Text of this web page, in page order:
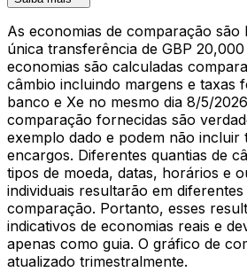
As economias de comparação são
única transferência de GBP
economias são calculadas
câmbio incluindo margens e taxas
banco e Xe no mesmo dia 8/5/
comparação fornecidas são
exemplo dado e podem não incluir
encargos. Diferentes quantias de
tipos de moeda, datas, horários e
individuais resultarão em
comparação. Portanto, esses
indicativos de economias reais e
apenas como guia. O gráfico de
atualizado trimestralmente.